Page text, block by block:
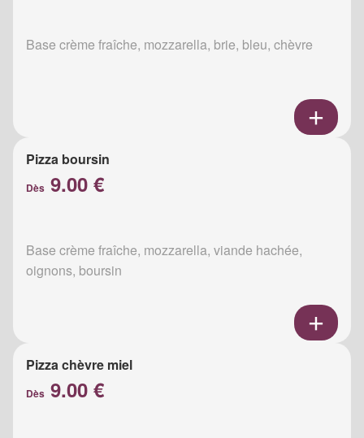
Base crème fraîche, mozzarella, brie, bleu, chèvre
Pizza boursin
Dès 9.00 €
Base crème fraîche, mozzarella, viande hachée,
oignons, boursin
Pizza chèvre miel
Dès 9.00 €